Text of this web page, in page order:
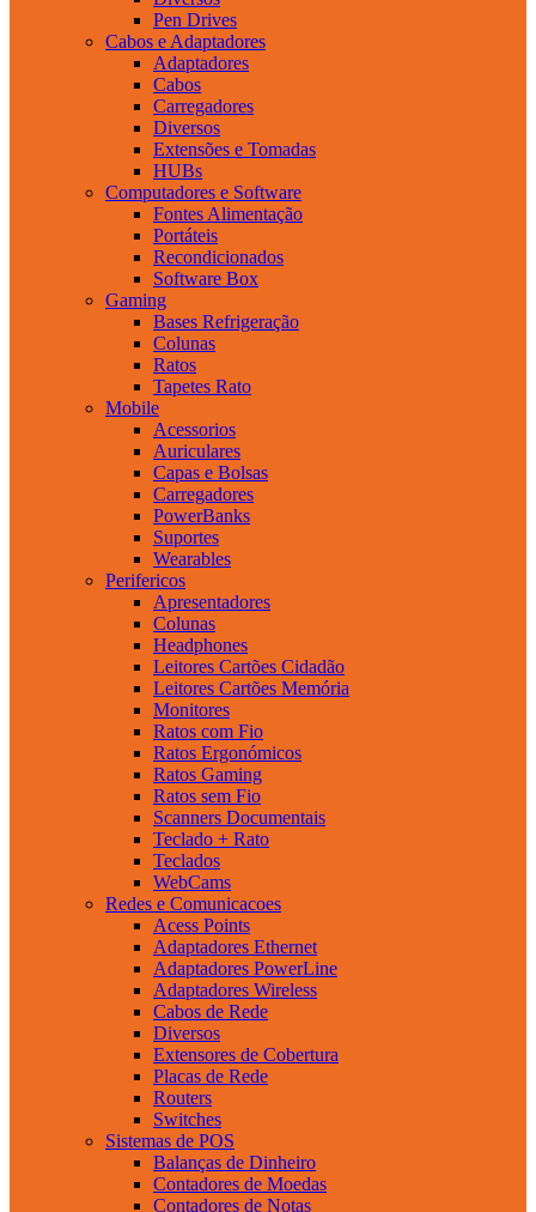
Pen Drives
Cabos e Adaptadores
Adaptadores
Cabos
Carregadores
Diversos
Extensões e Tomadas
HUBs
Computadores e Software
Fontes Alimentação
Portáteis
Recondicionados
Software Box
Gaming
Bases Refrigeração
Colunas
Ratos
Tapetes Rato
Mobile
Acessorios
Auriculares
Capas e Bolsas
Carregadores
PowerBanks
Suportes
Wearables
Perifericos
Apresentadores
Colunas
Headphones
Leitores Cartões Cidadão
Leitores Cartões Memória
Monitores
Ratos com Fio
Ratos Ergonómicos
Ratos Gaming
Ratos sem Fio
Scanners Documentais
Teclado + Rato
Teclados
WebCams
Redes e Comunicacoes
Acess Points
Adaptadores Ethernet
Adaptadores PowerLine
Adaptadores Wireless
Cabos de Rede
Diversos
Extensores de Cobertura
Placas de Rede
Routers
Switches
Sistemas de POS
Balanças de Dinheiro
Contadores de Moedas
Contadores de Notas